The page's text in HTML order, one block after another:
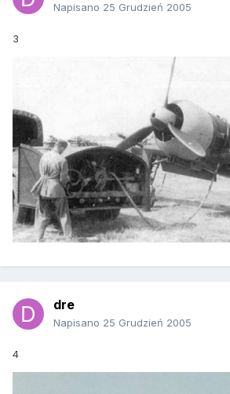
Napisano 25 Grudzień 2005
3
dre
Napisano 25 Grudzień 2005
4